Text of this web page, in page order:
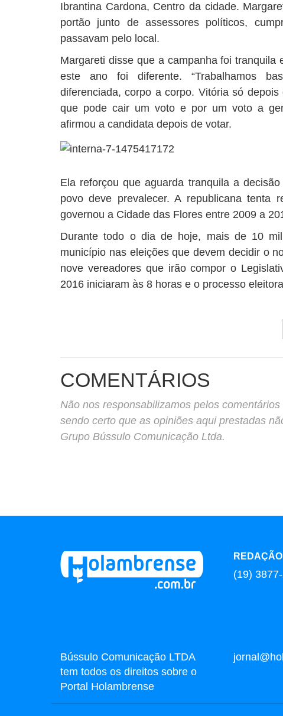
Ibrantina Cardona, Centro da cidade.
portão junto de assessores políticos,
passavam pelo local.
Margareti disse que a campanha foi tranquila
este ano foi diferente. “Trabalhamos
diferenciada, corpo a corpo. Vitória só
que pode cair um voto e por um voto a
afirmou a candidata depois de votar.
Ela reforçou que aguarda tranquila a
povo deve prevalecer. A republicana tenta
governou a Cidade das Flores entre 2009 a
Durante todo o dia de hoje, mais de 10
município nas eleições que devem decidir o
nove vereadores que irão compor o
2016 iniciaram às 8 horas e o processo
COMENTÁRIOS
Não nos responsabilizamos pelos
sendo certo que as opiniões aqui prestadas
Grupo Bússulo Comunicação Ltda.
REDAÇÃO
(19)
Bússulo Comunicação LTDA
tem todos os direitos sobre o
Portal Holambrense